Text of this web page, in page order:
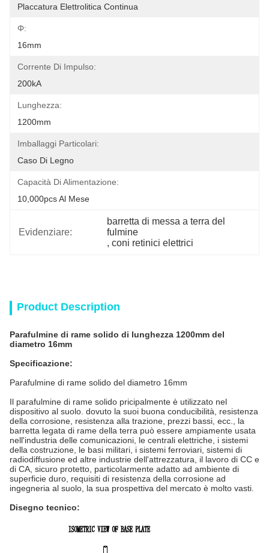
Placcatura Elettrolitica Continua
Φ:
16mm
Corrente Di Impulso:
200kA
Lunghezza:
1200mm
Imballaggi Particolari:
Caso Di Legno
Capacità Di Alimentazione:
10,000pcs Al Mese
Evidenziare:
barretta di messa a terra del
fulmine
, coni retinici elettrici
Product Description
Parafulmine di rame solido di lunghezza 1200mm del
diametro 16mm
Specificazione:
Parafulmine di rame solido del diametro 16mm
Il parafulmine di rame solido pricipalmente è utilizzato nel
dispositivo al suolo. dovuto la suoi buona conducibilità, resistenza
della corrosione, resistenza alla trazione, prezzi bassi, ecc., la
barretta legata di rame della terra può essere ampiamente usata
nell'industria delle comunicazioni, le centrali elettriche, i sistemi
della costruzione, le basi militari, i sistemi ferroviari, sistemi di
radiodiffusione ed altre industrie dell'attrezzatura, il lavoro di CC e
di CA, sicuro protetto, particolarmente adatto ad ambiente di
superficie duro, requisiti di resistenza della corrosione ad
ingegneria al suolo, la sua prospettiva del mercato è molto vasti.
Disegno tecnico: